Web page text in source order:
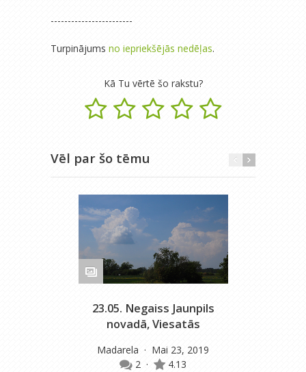
------------------------
Turpinājums no iepriekšējās nedēļas.
Kā Tu vērtē šo rakstu?
Vēl par šo tēmu
23.05. Negaiss Jaunpils
novadā, Viesatās
Madarela · Mai 23, 2019
2 · 4.13